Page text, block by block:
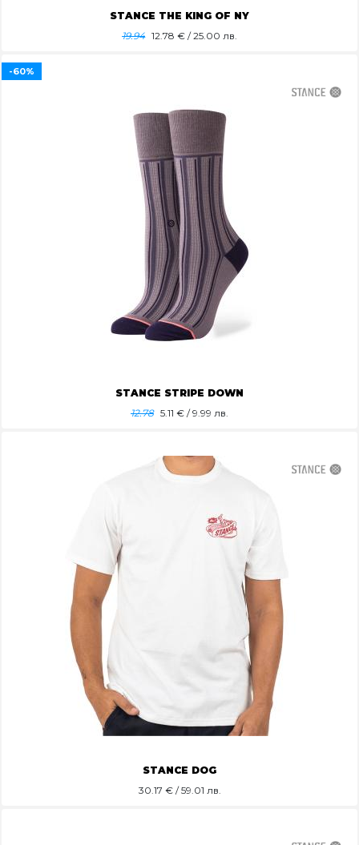
STANCE THE KING OF NY
19.94 12.78 € / 25.00 лв.
STANCE STRIPE DOWN
12.78 5.11 € / 9.99 лв.
-60%
STANCE DOG
30.17 € / 59.01 лв.